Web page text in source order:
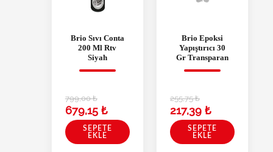
Brio Sıvı Conta
200 Ml Rtv
Siyah
799,00₺
679,15 ₺
SEPETE
EKLE
Brio Epoksi
Yapıştırıcı 30
Gr Transparan
255,75₺
217,39 ₺
SEPETE
EKLE